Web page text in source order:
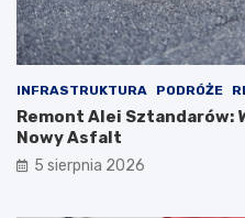
INFRASTRUKTURA PODRÓŻE
Remont Alei Sztandarów:
Nowy Asfalt
5 sierpnia 2026